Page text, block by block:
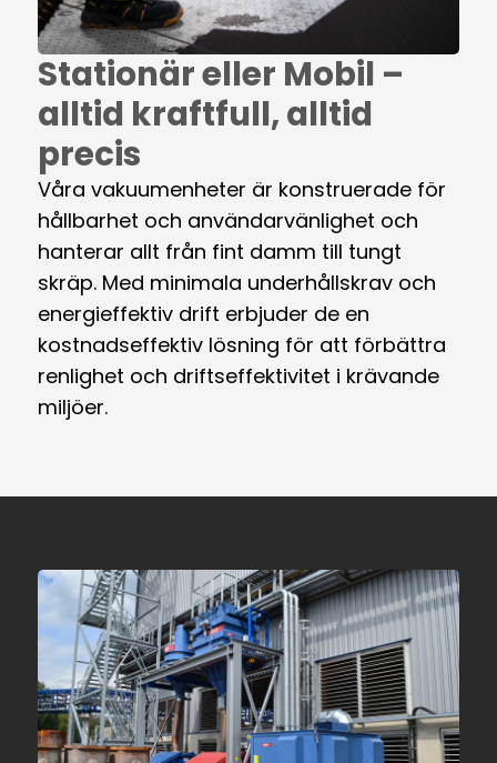
Stationär eller Mobil –
alltid kraftfull, alltid
precis
Våra vakuumenheter är konstruerade för
hållbarhet och användarvänlighet och
hanterar allt från fint damm till tungt
skräp. Med minimala underhållskrav och
energieffektiv drift erbjuder de en
kostnadseffektiv lösning för att förbättra
renlighet och driftseffektivitet i krävande
miljöer.